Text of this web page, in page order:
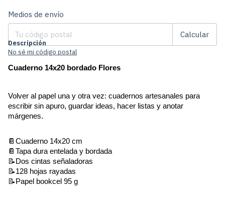
Entregas para el CP:
Medios de envío
Calcular
No sé mi código postal
Descripción
Cuaderno 14x20 bordado Flores
Volver al papel una y otra vez: cuadernos artesanales para
escribir sin apuro, guardar ideas, hacer listas y anotar
márgenes.
📔Cuaderno 14x20 cm
📔Tapa dura entelada y bordada
📝Dos cintas señaladoras
📝128 hojas rayadas
📝Papel bookcel 95 g